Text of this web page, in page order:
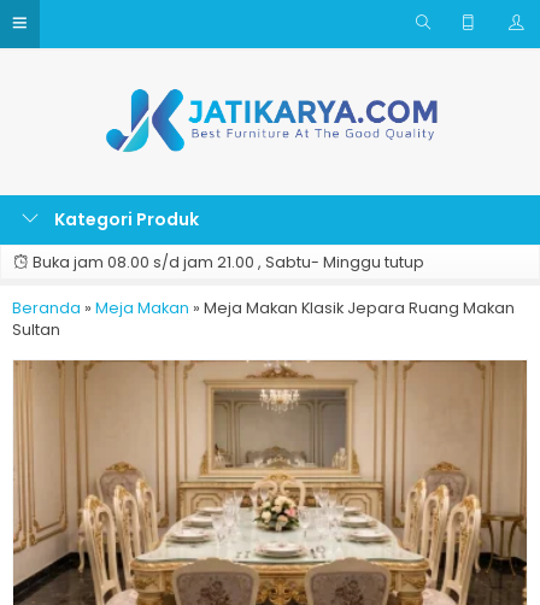
Kategori Produk
Buka jam 08.00 s/d jam 21.00 , Sabtu- Minggu tutup
Beranda » Meja Makan » Meja Makan Klasik Jepara Ruang Makan
Sultan